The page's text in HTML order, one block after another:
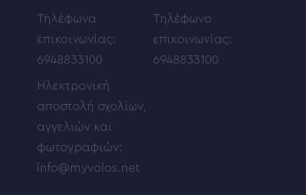
Τηλέφωνα
επικοινωνίας:
6948833100
Ηλεκτρονική
αποστολή σχολίων,
αγγελιών και
φωτογραφιών:
info@myvolos.net
Τηλέφωνο
επικοινωνίας:
6948833100